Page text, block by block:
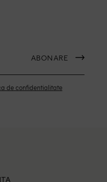
ABONARE
de confidentialitate